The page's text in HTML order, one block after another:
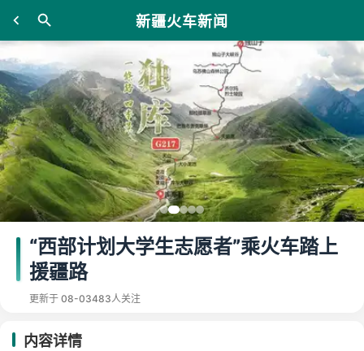
新疆火车新闻
“西部计划大学生志愿者”乘火车踏上
援疆路
更新于 08-03483人关注
内容详情